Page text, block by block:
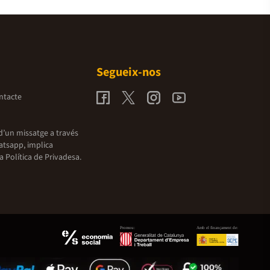
missatge a través
implica
Política de Privadesa.
Segueix-nos
Promou: Amb el finançament de: